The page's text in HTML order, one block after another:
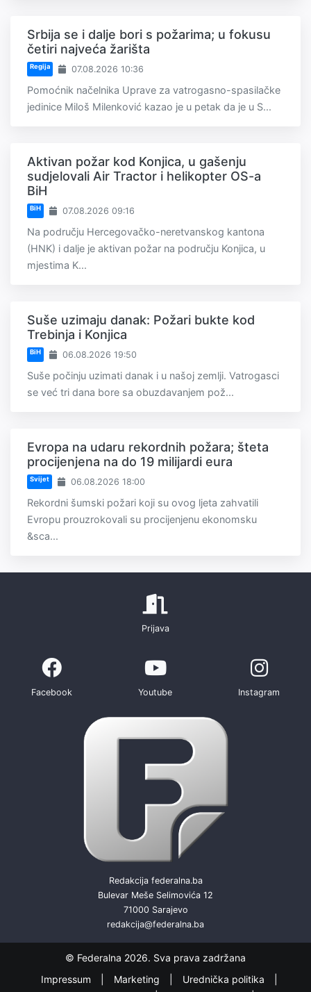
Srbija se i dalje bori s požarima; u fokusu
četiri najveća žarišta
Regija 07.08.2026 10:36
Pomoćnik načelnika Uprave za vatrogasno-spasilačke
jedinice Miloš Milenković kazao je u petak da je u S...
Aktivan požar kod Konjica, u gašenju
sudjelovali Air Tractor i helikopter OS-a
BiH
BiH 07.08.2026 09:16
Na području Hercegovačko-neretvanskog kantona
(HNK) i dalje je aktivan požar na području Konjica, u
mjestima K...
Suše uzimaju danak: Požari bukte kod
Trebinja i Konjica
BiH 06.08.2026 19:50
Suše počinju uzimati danak i u našoj zemlji. Vatrogasci
se već tri dana bore sa obuzdavanjem pož...
Evropa na udaru rekordnih požara; šteta
procijenjena na do 19 milijardi eura
Svijet 06.08.2026 18:00
Rekordni šumski požari koji su ovog ljeta zahvatili
Evropu prouzrokovali su procijenjenu ekonomsku
&sca...
Prijava
Facebook Youtube Instagram
Redakcija federalna.ba
Bulevar Meše Selimovića 12
71000 Sarajevo
redakcija@federalna.ba
© Federalna 2026. Sva prava zadržana
Impressum
Marketing
Urednička politika